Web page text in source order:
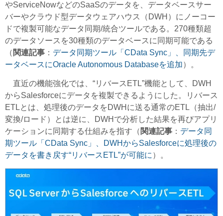
やServiceNowなどのSaaSのデータを、データベースサー
バーやクラウド型データウェアハウス（DWH）にノーコー
ドで複製可能なデータ同期/統合ツールである。270種類超
のデータソースを30種類のデータベースに同期可能である
（ 関連記事 ： データ同期ツール「CData Sync」、同期先デ
ータベースにOracle Autonomous Databaseを追加）。
直近の機能強化では、“リバースETL”機能として、DWH
からSalesforceにデータを複製できるようにした。リバース
ETLとは、処理後のデータをDWHに送る通常のETL（抽出/
変換/ロード）とは逆に、DWHで分析した結果を再びアプリ
ケーションに同期する仕組みを指す（ 関連記事 ： データ同
期ツール「CData Sync」、DWHからSalesforceに処理後の
データを書き戻す“リバースETL”が可能に ）。